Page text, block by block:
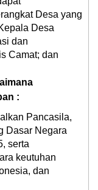
Desa yang
Desa
dan
Camat; dan
:
Pancasila,
Dasar Negara
serta
keutuhan
dan